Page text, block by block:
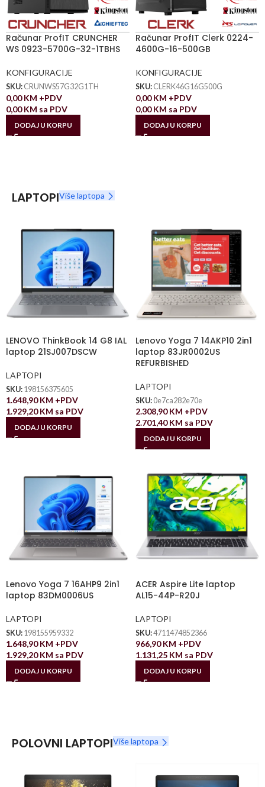
Računar ProfIT CRUNCHER
WS 0923-5700G-32-1TBHS
KONFIGURACIJE
SKU: CRUNWS57G32G1TH
0,00KM +PDV
0,00KM sa PDV
DODAJ U KORPU
Računar ProfIT Clerk 0224-
4600G-16-500GB
KONFIGURACIJE
SKU: CLERK46G16G500G
0,00KM +PDV
0,00KM sa PDV
DODAJ U KORPU
LAPTOPIViše laptopa
LENOVO ThinkBook 14 G8 IAL
laptop 21SJ007DSCW
LAPTOPI
SKU: 198156375605
1.648,90KM +PDV
1.929,20KM sa PDV
DODAJ U KORPU
Lenovo Yoga 7 14AKP10 2in1
laptop 83JR0002US
REFURBISHED
LAPTOPI
SKU: 0e7ca282e70e
2.308,90KM +PDV
2.701,40KM sa PDV
DODAJ U KORPU
Lenovo Yoga 7 16AHP9 2in1
laptop 83DM0006US
LAPTOPI
SKU: 198155959332
1.648,90KM +PDV
1.929,20KM sa PDV
DODAJ U KORPU
ACER Aspire Lite laptop
AL15-44P-R20J
LAPTOPI
SKU:4711474852366
966,90KM +PDV
1.131,25 KM sa PDV
DODAJ U KORPU
POLOVNI LAPTOPIViše laptopa